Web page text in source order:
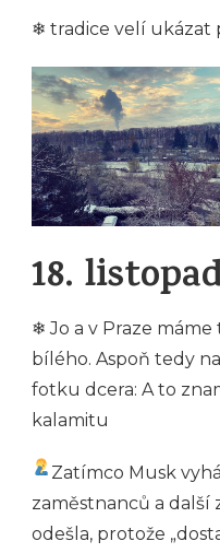
❄ tradice velí ukázat
18.
❄ Jo a v Praze
bílého. Aspoň tedy
fotku dcera: A to
kalamitu
Zatímco Musk
zaměstnanců a další
odešla, protože